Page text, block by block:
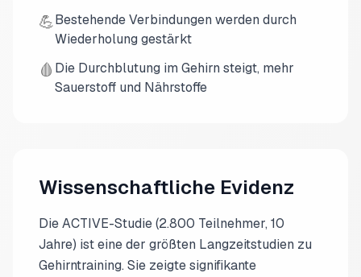
💪Bestehende Verbindungen werden durch
Wiederholung gestärkt
🩸 Die Durchblutung im Gehirn steigt, mehr
Sauerstoff und Nährstoffe
Wissenschaftliche Evidenz
Die ACTIVE-Studie (2.800 Teilnehmer, 10
Jahre) ist eine der größten Langzeitstudien zu
Gehirntraining. Sie zeigte signifikante